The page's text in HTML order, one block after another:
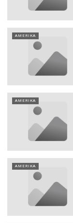
AMERIKA
AMERIKA
AMERIKA